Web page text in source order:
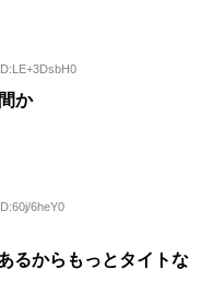
か
6heY0
るからもっとタイトな